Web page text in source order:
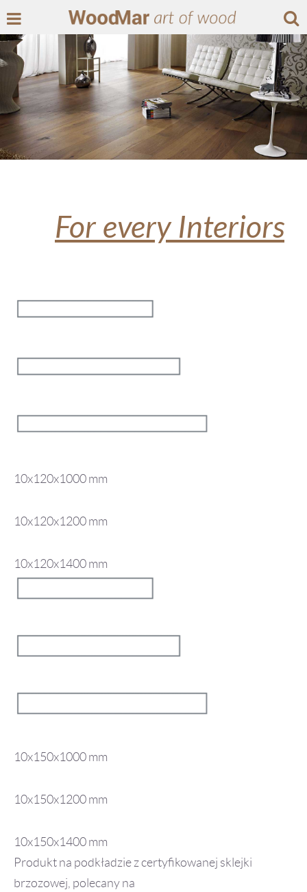
For every Interiors
10x120x1000 mm
10x120x1200 mm
10x120x1400 mm
10x150x1000 mm
10x150x1200 mm
10x150x1400 mm
Produkt na podkładzie z certyfikowanej sklejki
brzozowej, polecany na